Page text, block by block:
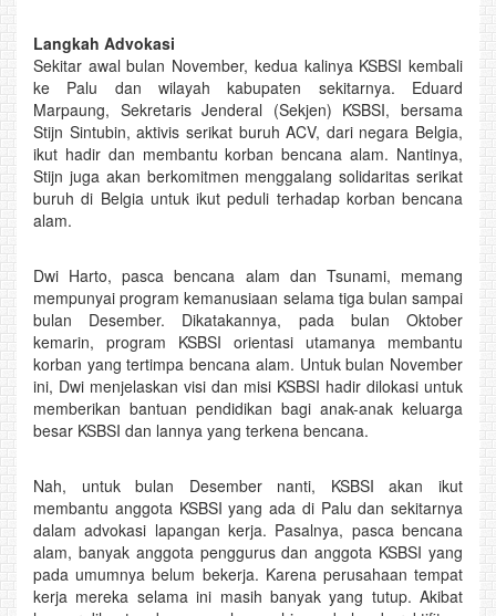
Langkah Advokasi
Sekitar awal bulan November, kedua kalinya KSBSI kembali
ke Palu dan wilayah kabupaten sekitarnya. Eduard
Marpaung, Sekretaris Jenderal (Sekjen) KSBSI, bersama
Stijn Sintubin, aktivis serikat buruh ACV, dari negara Belgia,
ikut hadir dan membantu korban bencana alam. Nantinya,
Stijn juga akan berkomitmen menggalang solidaritas serikat
buruh di Belgia untuk ikut peduli terhadap korban bencana
alam.
Dwi Harto, pasca bencana alam dan Tsunami, memang
mempunyai program kemanusiaan selama tiga bulan sampai
bulan Desember. Dikatakannya, pada bulan Oktober
kemarin, program KSBSI orientasi utamanya membantu
korban yang tertimpa bencana alam. Untuk bulan November
ini, Dwi menjelaskan visi dan misi KSBSI hadir dilokasi untuk
memberikan bantuan pendidikan bagi anak-anak keluarga
besar KSBSI dan lannya yang terkena bencana.
Nah, untuk bulan Desember nanti, KSBSI akan ikut
membantu anggota KSBSI yang ada di Palu dan sekitarnya
dalam advokasi lapangan kerja. Pasalnya, pasca bencana
alam, banyak anggota penggurus dan anggota KSBSI yang
pada umumnya belum bekerja. Karena perusahaan tempat
kerja mereka selama ini masih banyak yang tutup. Akibat